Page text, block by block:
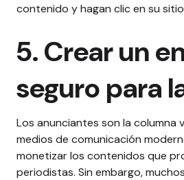
contenido y hagan clic en su
5. Crear un
seguro para
Los anunciantes son la columna
medios de comunicación
monetizar los contenidos que
periodistas. Sin embargo,